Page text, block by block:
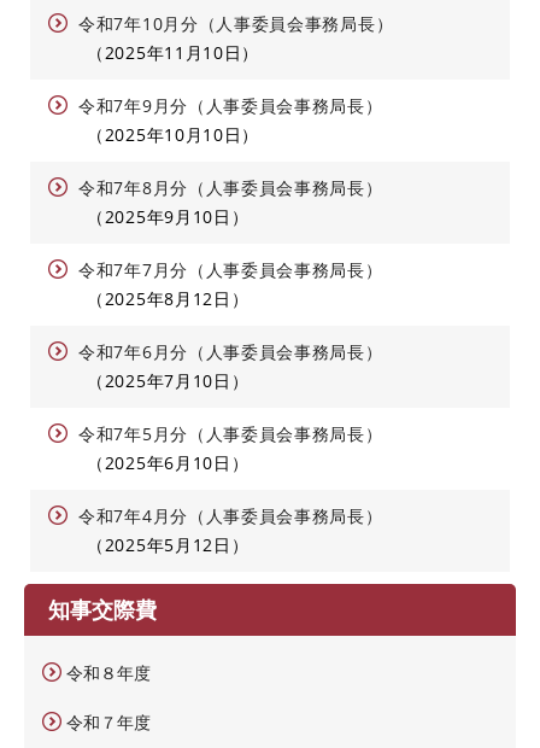
令和7年10月分（人事委員会事務局長）
2025年11月10日
令和7年9月分（人事委員会事務局長）
2025年10月10日
令和7年8月分（人事委員会事務局長）
2025年9月10日
令和7年7月分（人事委員会事務局長）
2025年8月12日
令和7年6月分（人事委員会事務局長）
2025年7月10日
令和7年5月分（人事委員会事務局長）
2025年6月10日
令和7年4月分（人事委員会事務局長）
2025年5月12日
知事交際費
令和８年度
令和７年度